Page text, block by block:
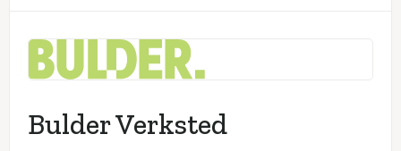
Bulder Verksted